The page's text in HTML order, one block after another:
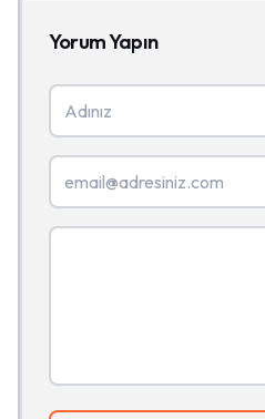
Yorum Yapın